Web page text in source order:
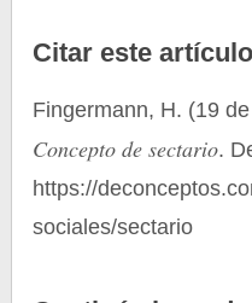
Citar este artículo
Fingermann, H. (19
Concepto de sectario.
https://
sociales/sectario